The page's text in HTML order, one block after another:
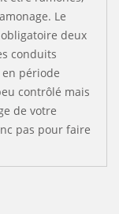
Le
obligatoire deux
conduits
période
contrôlé mais
de votre
pas pour faire